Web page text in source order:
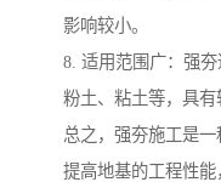
影响较小。
8. 适用范围广：强夯
粉土、粘土等，具有
总之，强夯施工是
提高地基的工程性能